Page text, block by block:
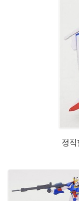
정